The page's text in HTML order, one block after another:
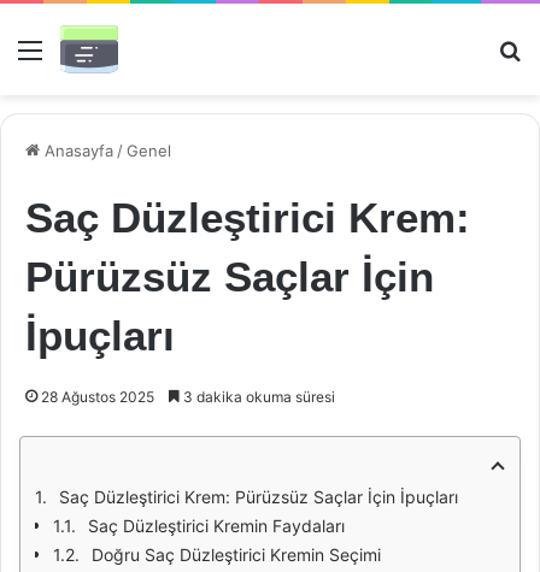
Menü
Anasayfa /Genel
Saç Düzleştirici Krem:
Pürüzsüz Saçlar İçin
İpuçları
28 Ağustos 2025 3 dakika okuma süresi
Saç Düzleştirici Krem: Pürüzsüz Saçlar İçin İpuçları
Saç Düzleştirici Kremin Faydaları
Doğru Saç Düzleştirici Kremin Seçimi